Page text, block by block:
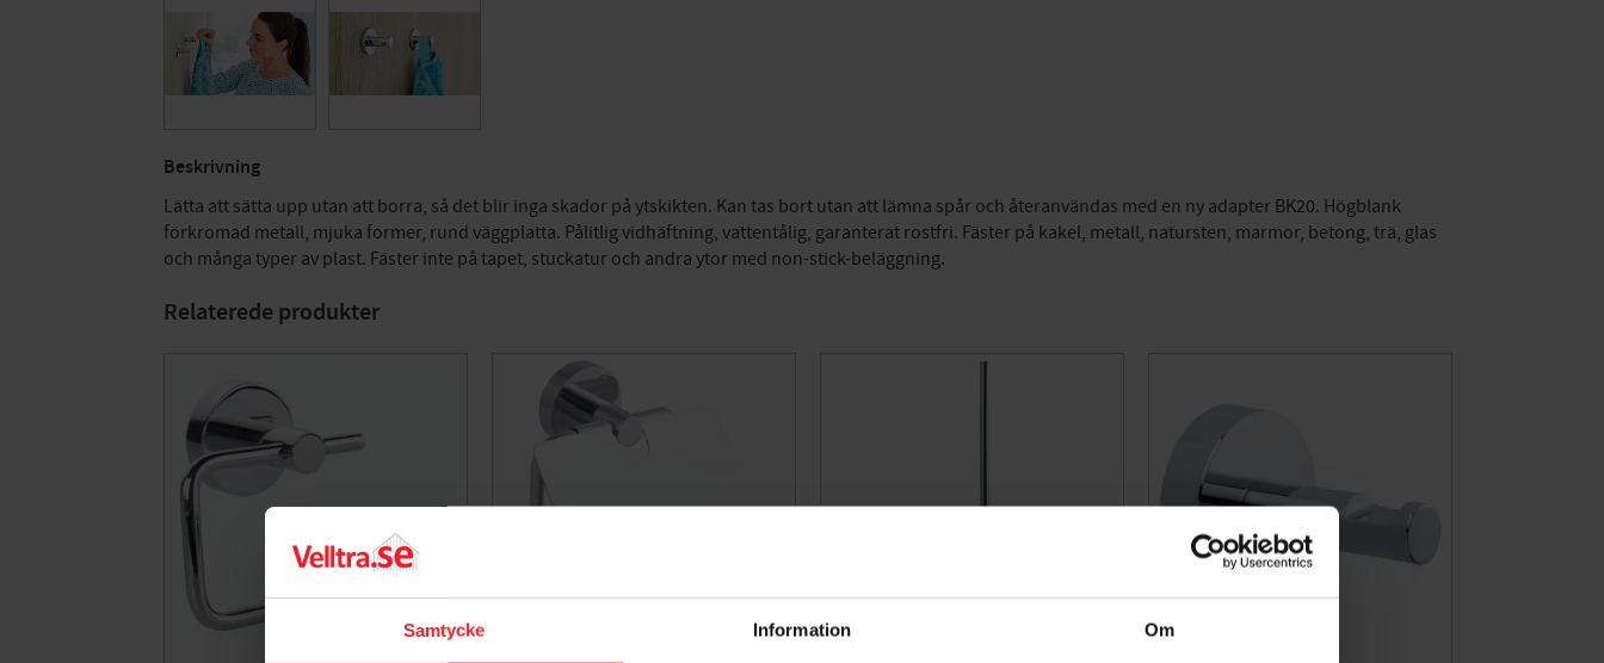
Samtycke Information Om
Beskrivning
Lätta att sätta upp utan att borra, så det blir inga skador på ytskikten. Kan tas bort utan att lämna spår och återanvändas med en ny adapter BK20. Högblank
förkromad metall, mjuka former, rund väggplatta. Pålitlig vidhäftning, vattentålig, garanterat rostfri. Fäster på kakel, metall, natursten, marmor, betong, trä, glas
och många typer av plast. Fäster inte på tapet, stuckatur och andra ytor med non-stick-beläggning.
Relaterede produkter